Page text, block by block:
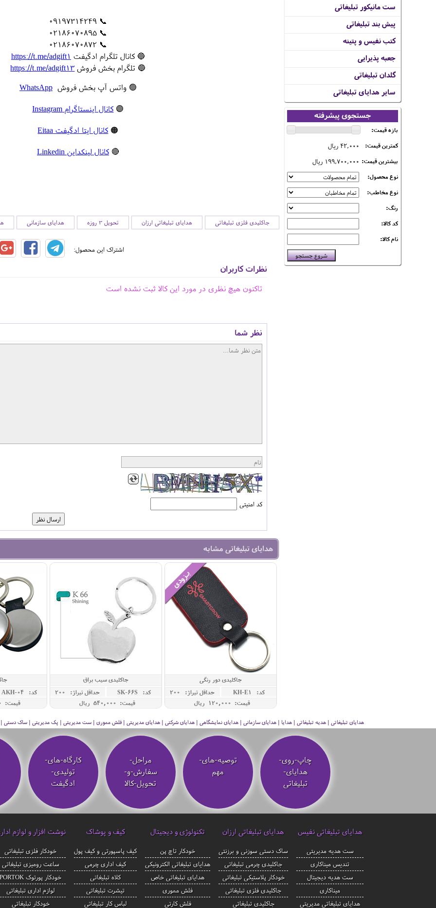
ست مانیکور تبلیغاتی
پیش بند تبلیغاتی
کتب نفیس و پتینه
جعبه پذیرایی
گلدان تبلیغاتی
سایر هدایای تبلیغاتی
جستجوی پیشرفته
بازه قیمت:
کمترین قیمت:
42,000 ریال
بیشترین قیمت: 199,700,000 ریال
نوع محصول:
نوع مخاطب:
رنگ:
کد کالا:
نام کالا:
📞 09197314249
📞 02186070895
📞 02186070872
🔵 کانال تلگرام ادگیفت https://t.me/adgift1
🔵 تلگرام بخش فروش https://t.me/adgift13
🟢 واتس آپ بخش فروشWhatsApp
🟣 کانال اینستاگرام Instagram
🟠 کانال ایتا ادگیفت Eitaa
🔴 کانال لینکداین Linkedin
جاکلیدی فلزی تبلیغاتی هدایای تبلیغاتی ارزان تحویل 3 روزه هدایای سازمانی
اشتراک این محصول:
نظرات کاربران
تاکنون هیچ نظری در مورد این کالا ثبت نشده است
نظر شما
کد امنیتی
هدایای تبلیغاتی مشابه
جاکلیدی دور رنگی
کد: KH-E1
حداقل تيراژ: 200
قیمت: 120,000 ريال
جاکلیدی سیب براق
کد: SK-66S
حداقل تيراژ: 200
قیمت: 540,000 ريال
کد: AKH-04
قیمت: 350,000 ريال
هدایای تبلیغاتی | هدیه تبلیغاتی | هدایا | هدایای سازمانی | هدایای نمایشگاهی | هدایای شرکتی | هدایای مدیریتی | فلش مموری | ست مدیریتی | پک مدیریتی | ساک دستی |
چاپ-روی-
هدایای-
تبلیغاتی
توصیه‌-های-
مهم
مراحل-
سفارش-و-
تحویل-کالا
کارگاه-های-
تولیدی-
ادگیفت
هدایای تبلیغاتی نفیس
ست هدیه مدیریتی
تندیس میناکاری
ست هدیه دیجیتال
میناکاری
هدایای تبلیغاتی مدیریتی
هدایای تبلیغاتی ارزان
ساک دستی سوزنی و برزنتی
جاکلیدی چرمی تبلیغاتی
خودکار پلاستیکی تبلیغاتی
جاکلیدی فلزی تبلیغاتی
جاکلیدی تبلیغاتی
تکنولوژی و دیجیتال
خودکار تاچ پن
هدایای تبلیغاتی الکترونیکی
هدایای تبلیغاتی خاص
فلش مموری
فلش کارتی
کیف و پوشاک
کیف پاسپورتی و کیف پول
کیف اداری چرمی
کلاه تبلیغاتی
تیشرت تبلیغاتی
لباس کار تبلیغاتی
نوشت افزار و لوازم
خودکار فلزی تبلیغاتی
ساعت رومیزی تبلیغاتی
خودکار پورتوک PORTOK
لوازم اداری تبلیغاتی
خودکار تبلیغاتی